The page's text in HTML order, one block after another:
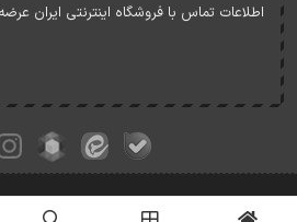
اطلاعات تماس با فروشگاه اینترنتی ایران